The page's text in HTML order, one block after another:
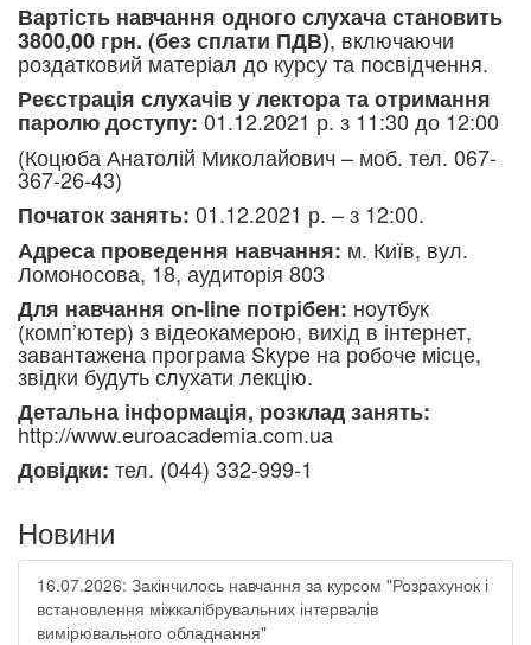
Вартість навчання одного слухача становить
3800,00 грн. (без сплати ПДВ), включаючи
роздатковий матеріал до курсу та посвідчення.
Реєстрація слухачів у лектора та отримання
паролю доступу: 01.12.2021 р. з 11:30 до 12:00
(Коцюба Анатолій Миколайович – моб. тел. 067-
367-26-43)
Початок занять: 01.12.2021 р. – з 12:00.
Адреса проведення навчання: м. Київ, вул.
Ломоносова, 18, аудиторія 803
Для навчання on-line потрібен: ноутбук
(комп’ютер) з відеокамерою, вихід в інтернет,
завантажена програма Skype на робоче місце,
звідки будуть слухати лекцію.
Детальна інформація, розклад занять:
http://www.euroacademia.com.ua
Довідки: тел. (044) 332-999-1
Новини
16.07.2026: Закінчилось навчання за курсом "Розрахунок і
встановлення міжкалібрувальних інтервалів
вимірювального обладнання"